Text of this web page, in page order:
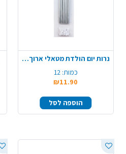
נרות יום הולדת מטאלי ארוך 12 יח' - כסף
כמות: 12
₪11.90
הוספה לסל